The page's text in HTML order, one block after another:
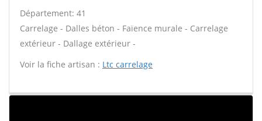
Département: 41
Carrelage - Dalles béton - Faïence murale - Carrelage
extérieur - Dallage extérieur -
Voir la fiche artisan : Ltc carrelage